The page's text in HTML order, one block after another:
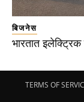
बिजनेस
भारतात इलेक्ट्रिक
TERMS OF